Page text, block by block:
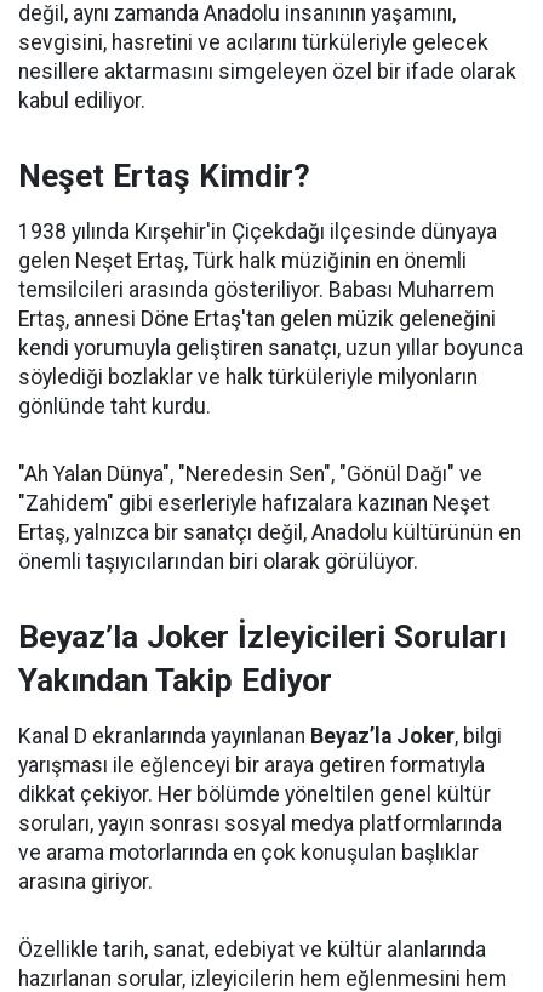
değil, aynı zamanda Anadolu insanının yaşamını,
sevgisini, hasretini ve acılarını türküleriyle gelecek
nesillere aktarmasını simgeleyen özel bir ifade olarak
kabul ediliyor.
Neşet Ertaş Kimdir?
1938 yılında Kırşehir'in Çiçekdağı ilçesinde dünyaya
gelen Neşet Ertaş, Türk halk müziğinin en önemli
temsilcileri arasında gösteriliyor. Babası Muharrem
Ertaş, annesi Döne Ertaş'tan gelen müzik geleneğini
kendi yorumuyla geliştiren sanatçı, uzun yıllar boyunca
söylediği bozlaklar ve halk türküleriyle milyonların
gönlünde taht kurdu.
"Ah Yalan Dünya", "Neredesin Sen", "Gönül Dağı" ve
"Zahidem" gibi eserleriyle hafızalara kazınan Neşet
Ertaş, yalnızca bir sanatçı değil, Anadolu kültürünün en
önemli taşıyıcılarından biri olarak görülüyor.
Beyaz’la Joker İzleyicileri Soruları
Yakından Takip Ediyor
Kanal D ekranlarında yayınlanan Beyaz’la Joker, bilgi
yarışması ile eğlenceyi bir araya getiren formatıyla
dikkat çekiyor. Her bölümde yöneltilen genel kültür
soruları, yayın sonrası sosyal medya platformlarında
ve arama motorlarında en çok konuşulan başlıklar
arasına giriyor.
Özellikle tarih, sanat, edebiyat ve kültür alanlarında
hazırlanan sorular, izleyicilerin hem eğlenmesini hem